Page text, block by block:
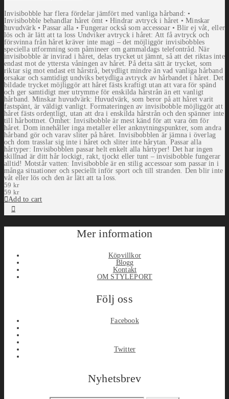
Invisibobble har flera fördelar jämfört med vanliga hårband: •
Invisibobble behandlar håret ömt • Hindrar avtryck i håret • Minskar
huvudvärk • Passar alla • Fungerar också som accessoar • Blir ej våt, eller
lös och är lätt att ta loss Undviker avtryck i håret: Att få avtryck och
försvinna från håret kräver inte magi – det möjliggör invisibobbles
speciella utformning som påmineer om gammaldags telefontråd. När
invisibobble är invirad i håret, delas trycket ut jämnt, så att det riktas inte
endast mot de yttersta våningen av håret. På detta sätt är trycket, som
riktar sig mot endast ett hårstrå, betydligt mindre än vad vanliga hårband
orsakar och samtidigt undviks betydliga avtryck av hårbandet i håret. Det
bildade trycket möjliggör att håret fästs kraftigt utan att vara för spänd
och ger samtidigt mer utrymme för enskilda hårstrån än ett vanligt
hårband. Minskar huvudvärk: Huvudvärk, som beror på att håret varit
fastspänt, är väldigt vanligt. Formateringen av invisibobble möjliggör att
håret fästs ordentligt, utan att dra i enskilda hårstrån och den spänner inte
till hårbottnet. Ömhet: Invisibobble är mest känd för att vara öm för
håret. Dom innehåller inga metaller eller anknytningspunkter, som andra
hårband gör och varav sliter på håret. Invisibobblen är jämna i överlag
och dom trasslar sig inte i håret och sliter inte hårytan. Passar alla
hårtyper: Invisibobblen passar helt enkelt alla hårtyper! Det har ingen
skillnad är ditt hår lockigt, rakt, tjockt eller tunt – invisibobble fungerar
alltid! Motstår vatten: Invisibobble är en stilig accessoar som passar in i
många situationer och speciellt inför sport och till stranden. Den blir inte
våt eller lös och den är lätt att ta loss.
59 kr
59 kr
Add to cart
Mer information
Köpvillkor
Blogg
Kontakt
OM STYLEPORT
Följ oss
Facebook
Twitter
Nyhetsbrev